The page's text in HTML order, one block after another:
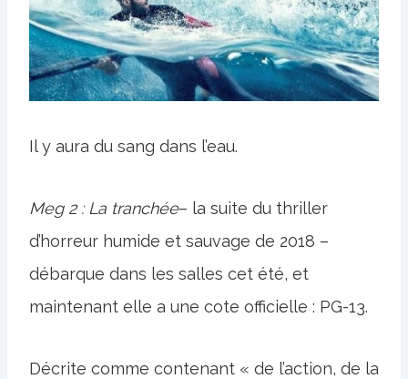
Il y aura du sang dans l’eau.
Meg 2 : La tranchée– la suite du thriller
d’horreur humide et sauvage de 2018 –
débarque dans les salles cet été, et
maintenant elle a une cote officielle : PG-13.
Décrite comme contenant « de l’action, de la